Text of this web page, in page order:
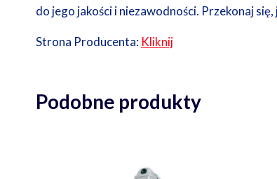
do jego jakości i niezawodności. Przekonaj
Strona Producenta: Kliknij
Podobne produkty